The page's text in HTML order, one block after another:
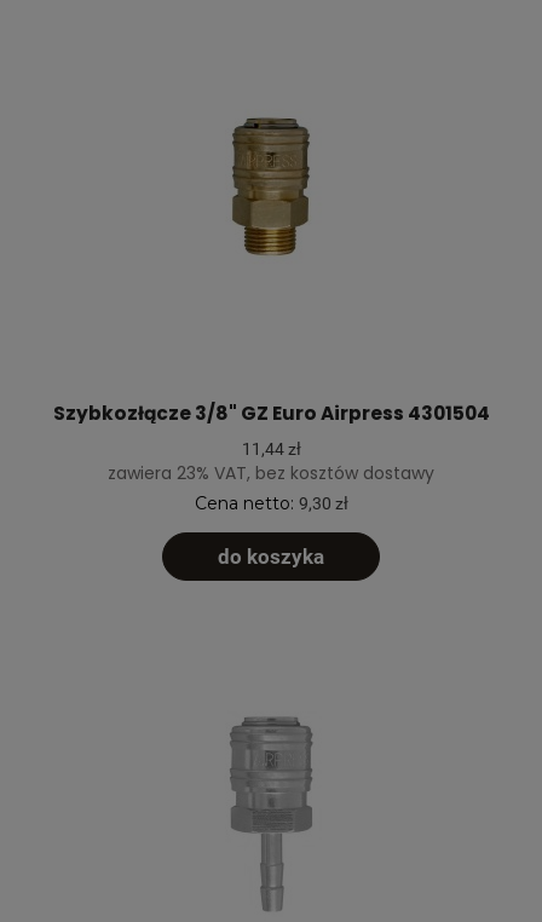
Szybkozłącze 3/8" GZ Euro Airpress 4301504
11,44 zł
zawiera 23% VAT, bez kosztów dostawy
Cena netto: 9,30 zł
do koszyka